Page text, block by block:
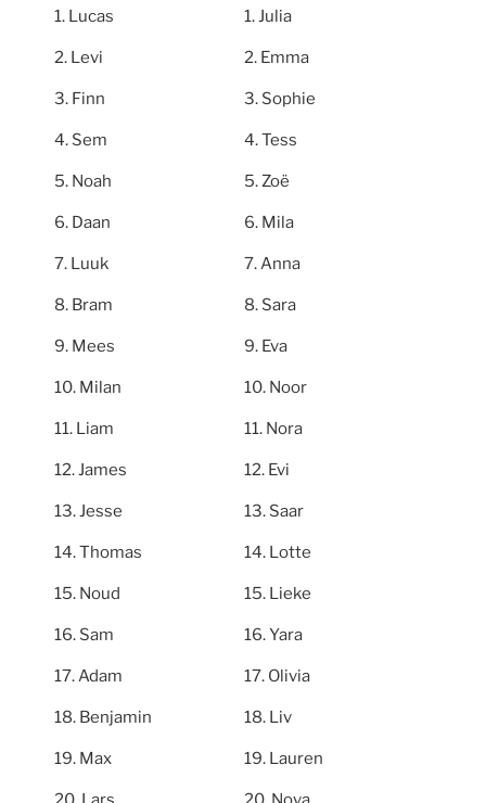
Lucas
Levi
Finn
Sem
Noah
Daan
Luuk
Bram
Mees
Milan
Liam
James
Jesse
Thomas
Noud
Sam
Adam
Benjamin
Max
Julia
Emma
Sophie
Tess
Zoë
Mila
Anna
Sara
Eva
Noor
Nora
Evi
Saar
Lotte
Lieke
Yara
Olivia
Liv
Lauren